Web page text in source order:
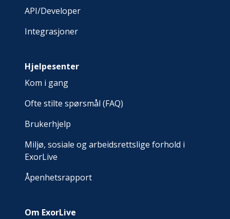
API/Developer
Integrasjoner
Hjelpesenter
Kom i gang
Ofte stilte spørsmål (FAQ)
Brukerhjelp
Miljø, sosiale og arbeidsrettslige forhold i
ExorLive
Åpenhetsrapport
Om ExorLive